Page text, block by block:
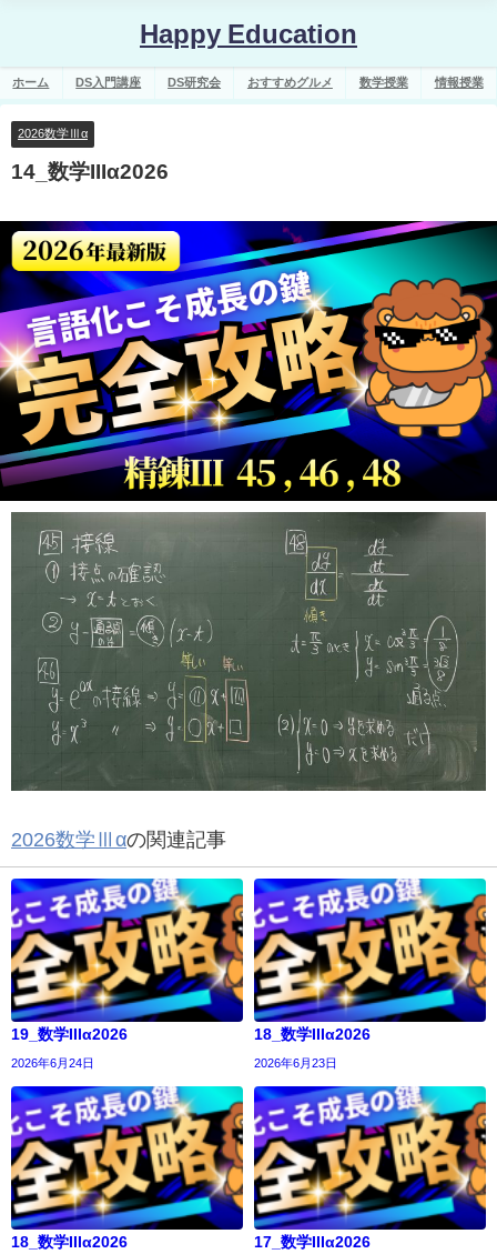
Happy Education
ホーム DS入門講座 DS研究会 おすすめグルメ 数学授業 情報授業
2026数学Ⅲα
14_数学IIIα2026
2026数学Ⅲαの関連記事
19_数学IIIα2026
2026年6月24日
18_数学IIIα2026
2026年6月23日
18_数学IIIα2026 17_数学IIIα2026